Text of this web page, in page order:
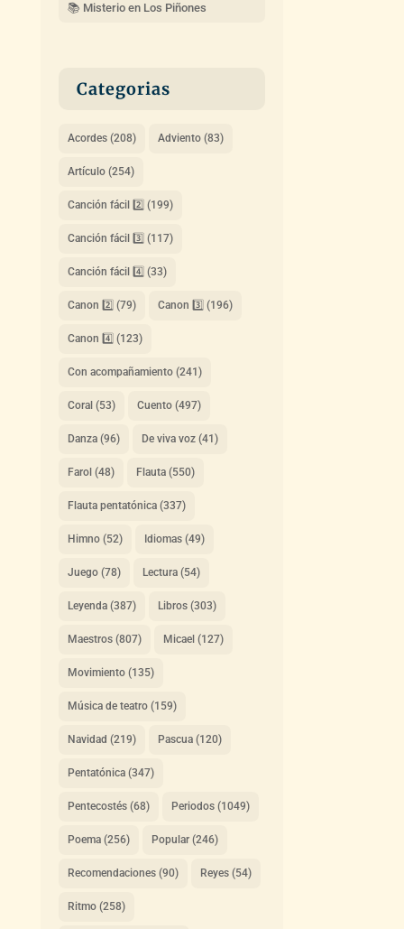
📚 Misterio en Los Piñones
Categorias
Acordes(208) Adviento(83)
Artículo(254)
Canción fácil 2️⃣ (199)
Canción fácil 3️⃣ (117)
Canción fácil 4️⃣ (33)
Canon 2️⃣ (79) Canon 3️⃣ (196)
Canon 4️⃣ (123)
Con acompañamiento(241)
Coral (53) Cuento(497)
Danza(96) De viva voz(41)
Farol (48) Flauta(550)
Flauta pentatónica(337)
Himno(52) Idiomas(49)
Juego(78) Lectura(54)
Leyenda(387) Libros(303)
Maestros(807) Micael (127)
Movimiento(135)
Música de teatro(159)
Navidad (219) Pascua(120)
Pentatónica(347)
Pentecostés(68) Periodos(1049)
Poema(256) Popular(246)
Recomendaciones(90) Reyes(54)
Ritmo(258)